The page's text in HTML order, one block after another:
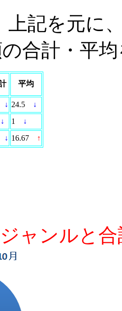
上記を元に
合計・平
平均
↓ 24.5
↓
↓ 1
↓
↓ 16.67 ↑
ャンルと